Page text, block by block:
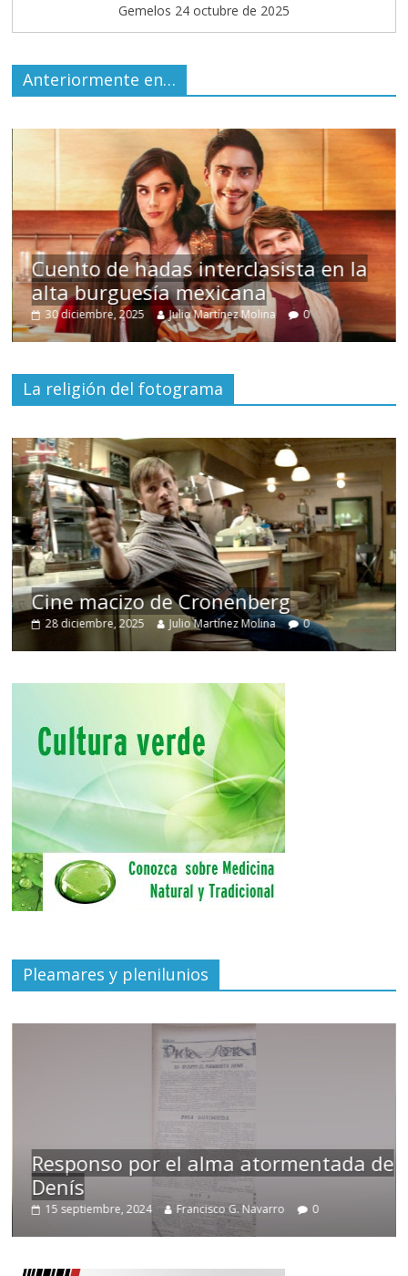
Gemelos 24 octubre de 2025
Anteriormente en…
Cuento de hadas interclasista en la
alta burguesía mexicana
30 diciembre, 2025 Julio Martínez Molina 0
La religión del fotograma
Cine macizo de Cronenberg
28 diciembre, 2025 Julio Martínez Molina 0
Pleamares y plenilunios
Responso por el alma atormentada de
Denís
15 septiembre, 2024 Francisco G. Navarro 0